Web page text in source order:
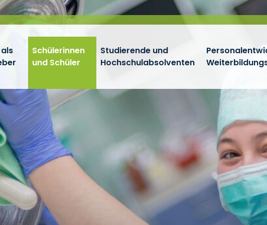
Schülerinnen
und Schüler
Studierende und
Hochschulabsolventen